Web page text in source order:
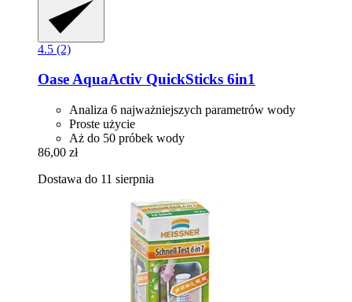
4.5 (2)
OaseAquaActiv QuickSticks 6in1
Analiza 6 najważniejszych parametrów wody
Proste użycie
Aż do 50 próbek wody
86,00 zł
Dostawa do 11 sierpnia